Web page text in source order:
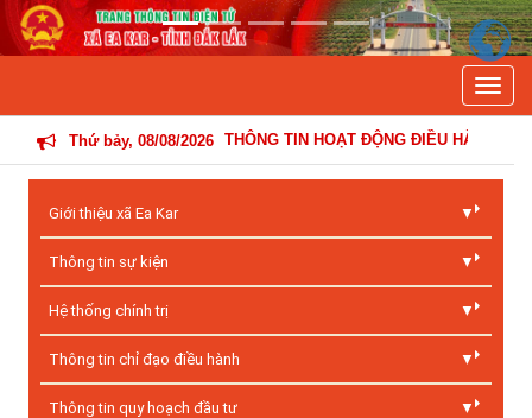
Thứ bảy, 08/08/2026
THÔNG TIN HOẠT ĐỘNG ĐIỀU HÀNH CỦA ĐẢNG ỦY -
Giới thiệu xã Ea Kar
Thông tin sự kiện
Hệ thống chính trị
Thông tin chỉ đạo điều hành
Thông tin quy hoạch đầu tư